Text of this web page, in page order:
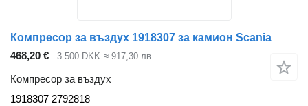
Компресор за въздух 1918307 за камион Scania
468,20 €
3 500 DKK ≈ 917,30 лв.
Компресор за въздух
1918307 2792818